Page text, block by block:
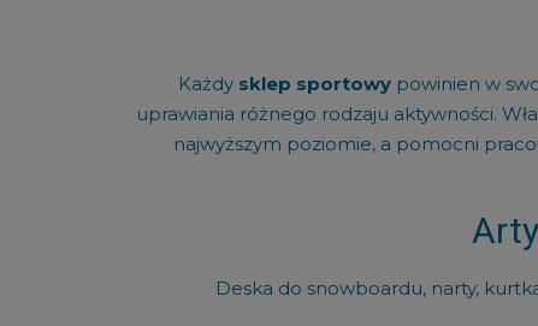
Każdy sklep sportowy powinien w
uprawiania różnego rodzaju aktywności.
najwyższym poziomie, a pomocni
Deska do snowboardu, narty,